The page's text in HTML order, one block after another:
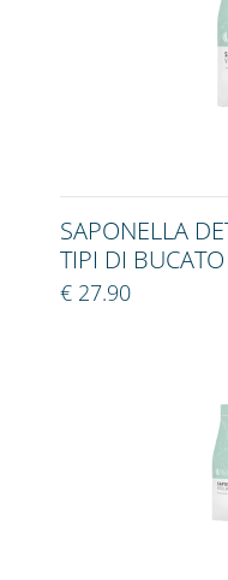
SAPONELLA
TIPI DI BUCATO
€ 27.90